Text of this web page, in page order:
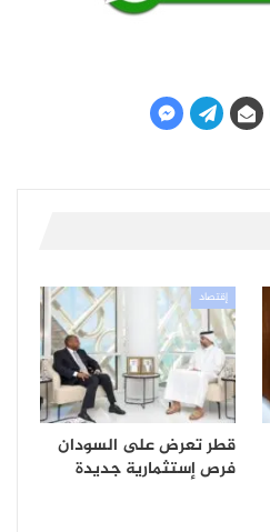
إقتصاد
قطر تعرض على السودان
فرص إستثمارية جديدة